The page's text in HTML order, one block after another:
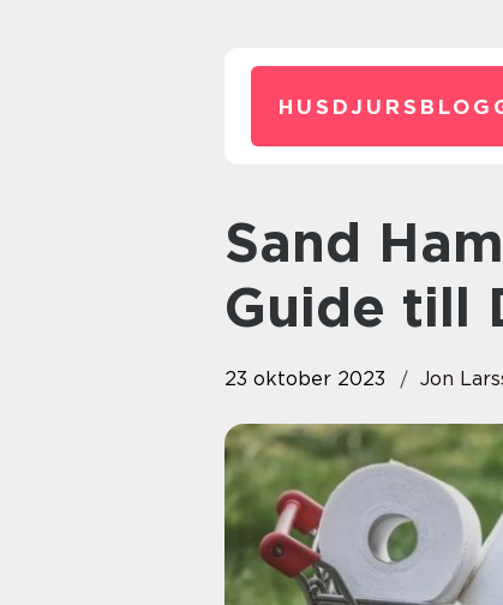
Sand Hamster: En Utförlig
Guide till
23 oktober 2023 Jon